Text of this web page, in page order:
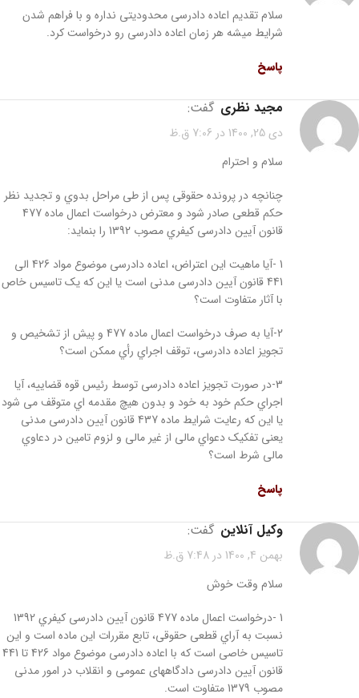
سلام تقدیم اعاده دادرسی محدودیتی نداره و با فراهم شدن
شرایط میشه هر زمان اعاده دادرسی رو درخواست کرد.
پاسخ
مجید نظری گفت:
دی 25, 1400 در 7:06 ق.ظ
سلام و احترام
چنانچه در پرونده حقوقی پس از طی مراحل بدوي و تجدید نظر
حکم قطعی صادر شود و معترض درخواست اعمال ماده 477
قانون آیین دادرسی کیفري مصوب 1392 را بنماید:
1 -آیا ماهیت این اعتراض، اعاده دادرسی موضوع مواد 426 الی
441 قانون آیین دادرسی مدنی است یا این که یک تاسیس خاص
با آثار متفاوت است؟
2-آیا به صرف درخواست اعمال ماده 477 و پیش از تشخیص و
تجویز اعاده دادرسی، توقف اجراي رأي ممکن است؟
3-در صورت تجویز اعاده دادرسی توسط رئیس قوه قضاییه، آیا
اجراي حکم خود به خود و بدون هیچ مقدمه اي متوقف می شود
یا این که رعایت شرایط ماده 437 قانون آیین دادرسی مدنی
یعنی تفکیک دعواي مالی از غیر مالی و لزوم تامین در دعاوي
مالی شرط است؟
پاسخ
وکیل آنلاین گفت:
بهمن 4, 1400 در 7:48 ق.ظ
سلام وقت خوش
1 -درخواست اعمال ماده 477 قانون آیین دادرسی کیفري 1392
نسبت به آراي قطعی حقوقی، تابع مقررات این ماده است و این
تاسیس خاصی است که با اعاده دادرسی موضوع مواد 426 تا 441
قانون آیین دادرسی دادگاههای عمومی و انقلاب در امور مدنی
مصوب 1379 متفاوت است.